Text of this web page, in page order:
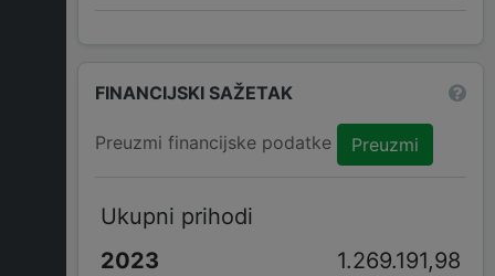
FINANCIJSKI SAŽETAK
Preuzmi financijske podatke Preuzmi
Ukupni prihodi
1.269.191,98